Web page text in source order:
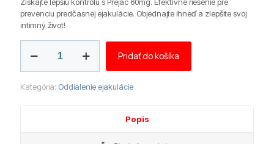
prevenciu predčasnej ejakulácie. Objednajte ihneď a zlepšite svoj
intimný život!
Prejac
(POXET)
Pridať do košíka
Kategória: Oddialenie ejakulácie
Popis